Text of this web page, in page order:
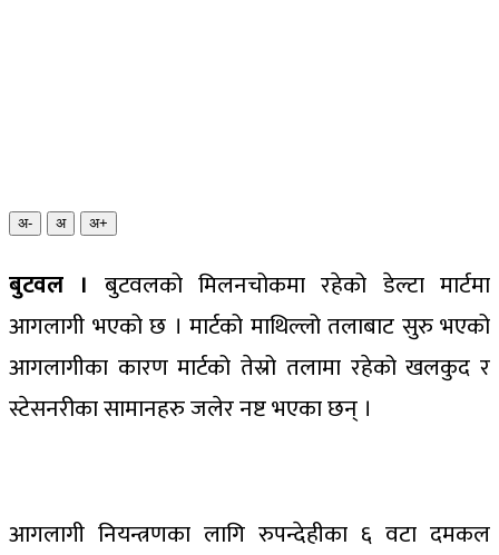
अ- अ अ+
बुटवल । बुटवलको मिलनचोकमा रहेको डेल्टा मार्टमा
आगलागी भएको छ । मार्टको माथिल्लो तलाबाट सुरु भएको
आगलागीका कारण मार्टको तेस्रो तलामा रहेको खलकुद र
स्टेसनरीका सामानहरु जलेर नष्ट भएका छन् ।
आगलागी नियन्त्रणका लागि रुपन्देहीका ६ वटा दमकल